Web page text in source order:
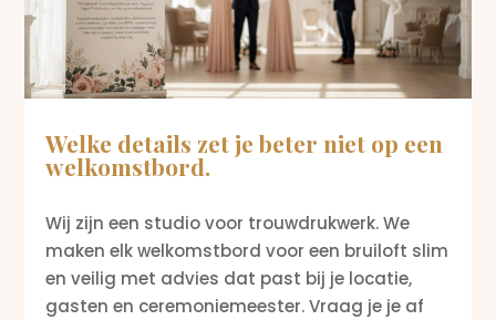
Welke details zet je beter niet op een
welkomstbord.
Wij zijn een studio voor trouwdrukwerk. We
maken elk welkomstbord voor een bruiloft slim
en veilig met advies dat past bij je locatie,
gasten en ceremoniemeester. Vraag je je af